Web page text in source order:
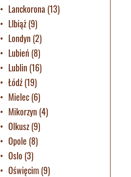
Lanckorona (13)
LIbiąż(9)
Londyn (2)
Lubień (8)
Lublin (16)
Łódź(19)
Mielec(6)
Mikorzyn (4)
Olkusz(9)
Opole (8)
Oslo (3)
Oświęcim(9)